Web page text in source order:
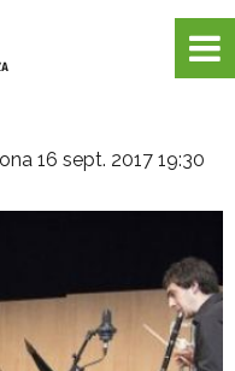
16 sept. 2017 19:30